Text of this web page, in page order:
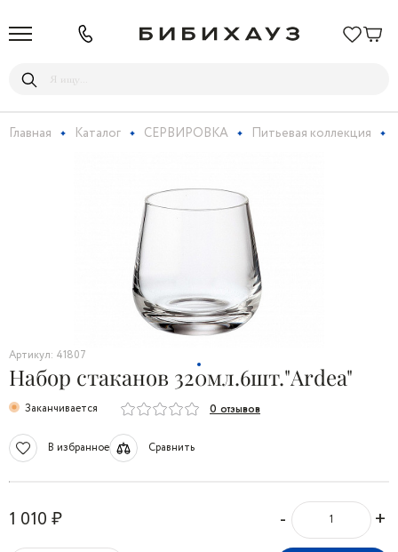
Главная Каталог СЕРВИРОВКА Питьевая коллекция
Артикул: 41807
Набор стаканов 320мл.6шт."Ardea"
Заканчивается 0 отзывов
В избранное Сравнить
1 010 ₽ - +